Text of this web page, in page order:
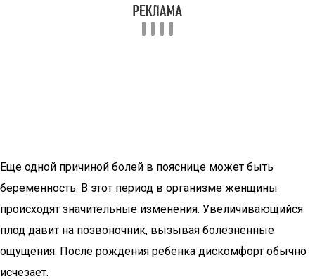
Еще одной причиной болей в пояснице может быть
беременность. В этот период в организме женщины
происходят значительные изменения. Увеличивающийся
плод давит на позвоночник, вызывая болезненные
ощущения. После рождения ребенка дискомфорт обычно
исчезает.